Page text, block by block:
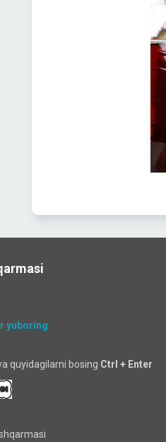
yuboring
quyidagilarni bosing Ctrl + Enter